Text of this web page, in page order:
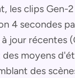
les clips Gen-
4 secondes
à jour récentes
moyens
des